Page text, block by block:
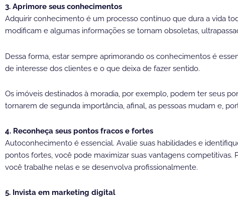
3. Aprimore seus conhecimentos
Adquirir conhecimento é um processo contínuo que dura a vida
modificam e algumas informações se tornam obsoletas,
Dessa forma, estar sempre aprimorando os conhecimentos é
de interesse dos clientes e o que deixa de fazer sentido.
Os imóveis destinados à moradia, por exemplo, podem ter seus
tornarem de segunda importância, afinal, as pessoas mudam e,
4. Reconheça seus pontos fracos e fortes
Autoconhecimento é essencial. Avalie suas habilidades e
pontos fortes, você pode maximizar suas vantagens
você trabalhe nelas e se desenvolva profissionalmente.
5. Invista em marketing digital